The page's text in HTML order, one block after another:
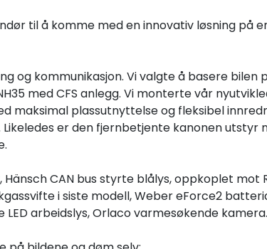
til å komme med en innovativ løsning på
og kommunikasjon. Vi valgte å basere
med CFS anlegg. Vi monterte vår
maksimal plassutnyttelse og fleksibel
er den fjernbetjente kanonen utstyr
CAN bus styrte blålys, oppkoplet
i siste modell, Weber eForce2
arbeidslys, Orlaco varmesøkende kamera.